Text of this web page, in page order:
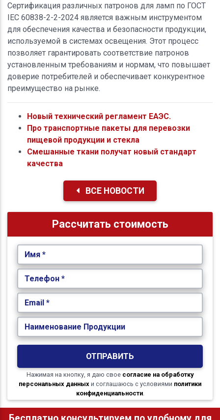
Сертификация различных патронов для ламп по ГОСТ
IEC 60838-2-2-2024 является важным инструментом
для обеспечения качества и безопасности продукции,
используемой в системах освещения. Этот процесс
позволяет гарантировать соответствие патронов
установленным требованиям и нормам, что повышает
доверие потребителей и обеспечивает конкурентное
преимущество на рынке.
Новый технический регламент ЕАЭС.
Про транспортные пакеты для перевозки
пищевой продукции и стекла
Смешанные ткани получат новый стандарт
качества
ВСЕ НОВОСТИ
Рассчитать стоимость
Имя *
Телефон *
Email *
Наименование Продукции
ОТПРАВИТЬ
Нажимая на кнопку, я даю свое согласие на обработку
персональных данных и соглашаюсь с условиями политики
конфиденциальности.